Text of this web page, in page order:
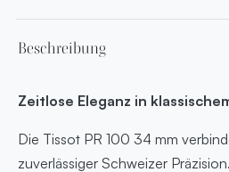
Beschreibung
Zeitlose Eleganz in
Die Tissot PR 100 34 mm
zuverlässiger Schweizer